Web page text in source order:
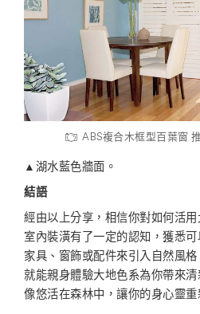
ABS複合木框型百葉窗
▲湖水藍色牆面。
結語
經由以上分享，相信你對如何活
室內裝潢有了一定的認知，獲悉
家具、窗飾或配件來引入自然風
就能親身體驗大地色系為你帶來
像悠活在森林中，讓你的身心靈重